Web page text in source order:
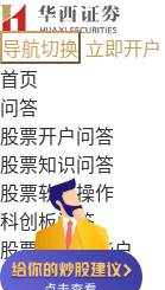
导航切换 立即开户
首页
问答
股票开户问答
股票知识问答
股票软件操作
科创板问答
股票能开哪些户
基金常见问答